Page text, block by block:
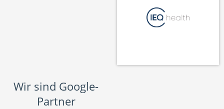
Wir sind Google-
Partner